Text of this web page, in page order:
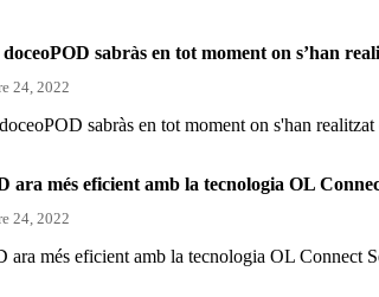
sabràs en tot moment on s’han
24, 2022
sabràs en tot moment on s'han
ara més eficient amb la tecnologia OL
24, 2022
ara més eficient amb la tecnologia OL Connect